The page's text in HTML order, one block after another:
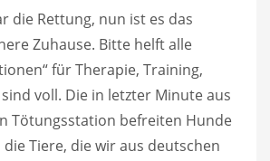
die Rettung, nun ist es das
Zuhause. Bitte helft alle
für Therapie, Training,
voll. Die in letzter Minute aus
Tötungsstation befreiten Hunde
Tiere, die wir aus deutschen